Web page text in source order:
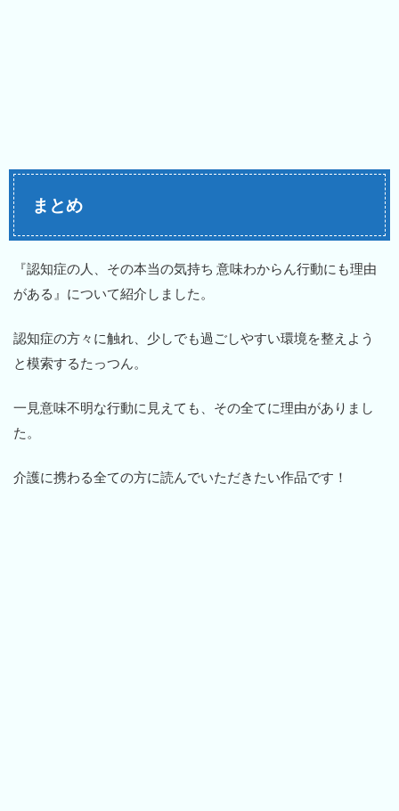
まとめ
『認知症の人、その本当の気持ち 意味わからん行動にも理由
がある』について紹介しました。
認知症の方々に触れ、少しでも過ごしやすい環境を整えよう
と模索するたっつん。
一見意味不明な行動に見えても、その全てに理由がありまし
た。
介護に携わる全ての方に読んでいただきたい作品です！